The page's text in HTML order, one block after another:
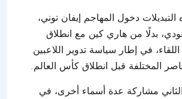
دخول المهاجم إيفان توني،
بدلًا من هاري كين مع انطلاق
في إطار سياسة تدوير اللاعبين
المختلفة قبل انطلاق كأس العالم.
مشاركة عدة أسماء أخرى، في